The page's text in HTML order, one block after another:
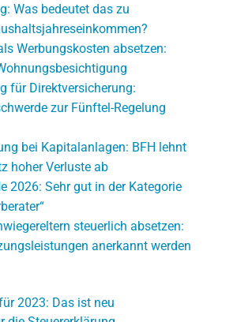
Was bedeutet das zu
Werbungskosten absetzen:
für Direktversicherung:
zur Fünftel-Regelung
bei Kapitalanlagen: BFH lehnt
hoher Verluste ab
2026: Sehr gut in der Kategorie
steuerlich absetzen:
anerkannt werden
2023: Das ist neu